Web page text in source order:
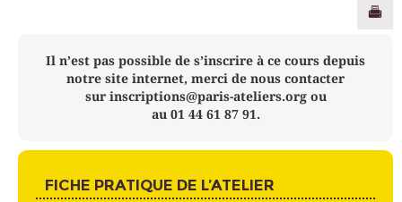
Il n’est pas possible de s’inscrire à ce cours depuis
notre site internet, merci de nous contacter
sur inscriptions@paris-ateliers.org ou
au 01 44 61 87 91.
FICHE PRATIQUE DE L’ATELIER